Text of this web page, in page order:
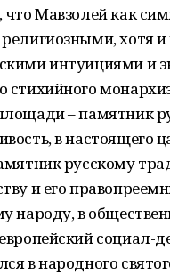
что Мавзолей как
хотя и
интуициями и
стихийного
– памятник
в настоящего
русскому
и его
народу, в
социал-
в народного